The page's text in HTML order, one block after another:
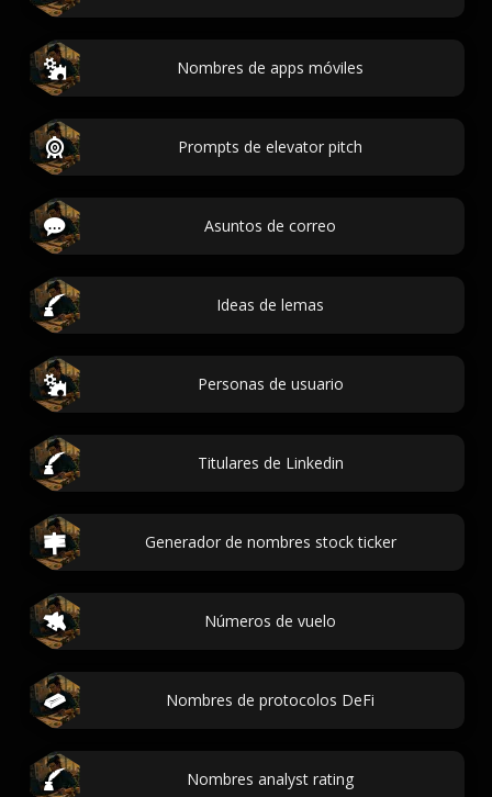
Nombres de apps móviles
Prompts de elevator pitch
Asuntos de correo
Ideas de lemas
Personas de usuario
Titulares de Linkedin
Generador de nombres stock ticker
Números de vuelo
Nombres de protocolos DeFi
Nombres analyst rating